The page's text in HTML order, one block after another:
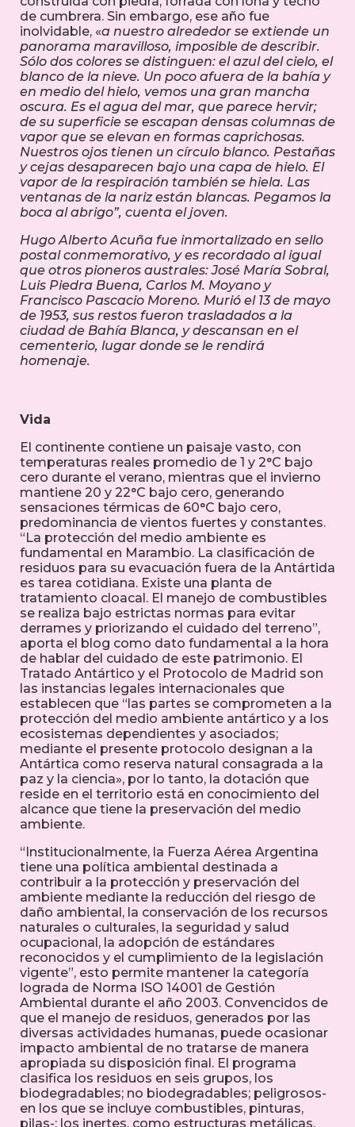
de cumbrera. Sin embargo, ese año fue
inolvidable, «a nuestro alrededor se extiende un
panorama maravilloso, imposible de describir.
Sólo dos colores se distinguen: el azul del cielo, el
blanco de la nieve. Un poco afuera de la bahía y
en medio del hielo, vemos una gran mancha
oscura. Es el agua del mar, que parece hervir;
de su superficie se escapan densas columnas de
vapor que se elevan en formas caprichosas.
Nuestros ojos tienen un círculo blanco. Pestañas
y cejas desaparecen bajo una capa de hielo. El
vapor de la respiración también se hiela. Las
ventanas de la nariz están blancas. Pegamos la
boca al abrigo”, cuenta el joven.
Hugo Alberto Acuña fue inmortalizado en sello
postal conmemorativo, y es recordado al igual
que otros pioneros australes: José María Sobral,
Luis Piedra Buena, Carlos M. Moyano y
Francisco Pascacio Moreno. Murió el 13 de mayo
de 1953, sus restos fueron trasladados a la
ciudad de Bahía Blanca, y descansan en el
cementerio, lugar donde se le rendirá
homenaje.
Vida
El continente contiene un paisaje vasto, con
temperaturas reales promedio de 1 y 2°C bajo
cero durante el verano, mientras que el invierno
mantiene 20 y 22°C bajo cero, generando
sensaciones térmicas de 60°C bajo cero,
predominancia de vientos fuertes y constantes.
“La protección del medio ambiente es
fundamental en Marambio. La clasificación de
residuos para su evacuación fuera de la Antártida
es tarea cotidiana. Existe una planta de
tratamiento cloacal. El manejo de combustibles
se realiza bajo estrictas normas para evitar
derrames y priorizando el cuidado del terreno”,
aporta el blog como dato fundamental a la hora
de hablar del cuidado de este patrimonio. El
Tratado Antártico y el Protocolo de Madrid son
las instancias legales internacionales que
establecen que “las partes se comprometen a la
protección del medio ambiente antártico y a los
ecosistemas dependientes y asociados;
mediante el presente protocolo designan a la
Antártica como reserva natural consagrada a la
paz y la ciencia», por lo tanto, la dotación que
reside en el territorio está en conocimiento del
alcance que tiene la preservación del medio
ambiente.
“Institucionalmente, la Fuerza Aérea Argentina
tiene una política ambiental destinada a
contribuir a la protección y preservación del
ambiente mediante la reducción del riesgo de
daño ambiental, la conservación de los recursos
naturales o culturales, la seguridad y salud
ocupacional, la adopción de estándares
reconocidos y el cumplimiento de la legislación
vigente”, esto permite mantener la categoría
lograda de Norma ISO 14001 de Gestión
Ambiental durante el año 2003. Convencidos de
que el manejo de residuos, generados por las
diversas actividades humanas, puede ocasionar
impacto ambiental de no tratarse de manera
apropiada su disposición final. El programa
clasifica los residuos en seis grupos, los
biodegradables; no biodegradables; peligrosos-
en los que se incluye combustibles, pinturas,
pilas-; los inertes, como estructuras metálicas,